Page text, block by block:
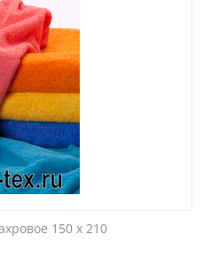
150 x 210